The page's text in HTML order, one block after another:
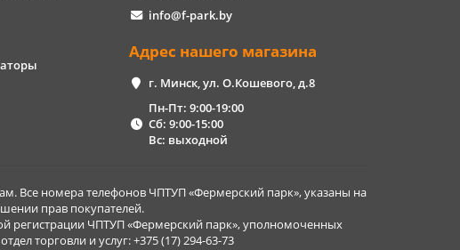
info@f-park.by
Адрес нашего магазина
г. Минск, ул. О.Кошевого, д.8
Пн-Пт: 9:00-19:00
Сб: 9:00-15:00
Вс: выходной
Все номера телефонов ЧПТУП «Фермерский парк», указаны на
прав покупателей.
регистрации ЧПТУП «Фермерский парк», уполномоченных
торговли и услуг: +375 (17) 294-63-73